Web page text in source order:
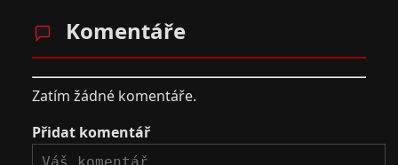
Komentáře
Zatím žádné komentáře.
Přidat komentář